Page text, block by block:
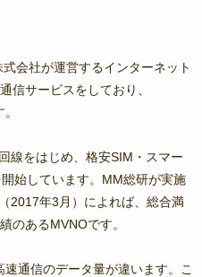
会社が運営するインターネット
信サービスをしており、
線をはじめ、格安SIM・スマー
始しています。MM総研が実施
2017年3月）によれば、総合満
のあるMVNOです。
通信のデータ量が違います。こ